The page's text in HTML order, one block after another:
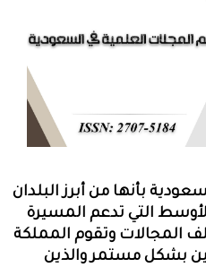
بأنها من أبرز البلدان
التي تدعم المسيرة
المجالات وتقوم المملكة
بشكل مستمر والذين